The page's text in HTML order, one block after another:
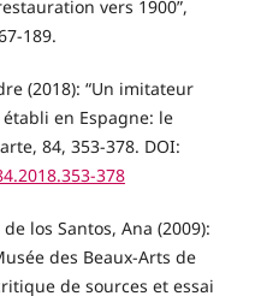
vers 1900”,
189.
(2018): “Un imitateur
en Espagne: le
84, 353-378. DOI:
378
los Santos, Ana (2009):
des Beaux-Arts de
de sources et essai